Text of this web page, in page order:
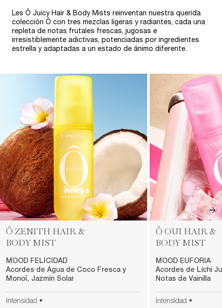
Les Ô Juicy Hair & Body Mists reinventan nuestra querida
colección Ô con tres mezclas ligeras y radiantes, cada una
repleta de notas frutales frescas, jugosas e
irresistiblemente adictivas, potenciadas por ingredientes
estrella y adaptadas a un estado de ánimo diferente.​
Ô ZENITH HAIR &
BODY MIST
MOOD FELICIDAD​
Acordes de Agua de Coco Fresca y
Monoï, Jazmín Solar
Intensidad •
Ô OUI HAIR &
BODY MIST
MOOD EUFORIA​
Acordes de Lichi
Notas de Vainilla
Intensidad •